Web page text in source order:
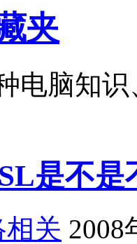
夹
电脑知
是不是
相关 2008